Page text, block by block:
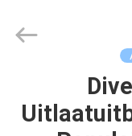
WOODOO
TRADE